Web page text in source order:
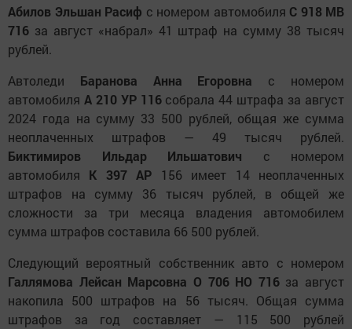
Абилов Эльшан Расиф с номером автомобиля С 918 МВ
716 за август «набрал» 41 штраф на сумму 38 тысяч
рублей.
Автоледи Баранова Анна Егоровна с номером
автомобиля А 210 УР 116собрала 44 штрафа за август
2024 года на сумму 33 500 рублей, общая же сумма
неоплаченных штрафов — 49 тысяч рублей.
Биктимиров Ильдар Ильшатович с номером
автомобиля К 397 АР 156 имеет 14 неоплаченных
штрафов на сумму 36 тысяч рублей, в общей же
сложности за три месяца владения автомобилем
сумма штрафов составила 66 500 рублей.
Следующий вероятный собственник авто с номером
Галлямова Лейсан Марсовна О 706 НО 716 за август
накопила 500 штрафов на 56 тысяч. Общая сумма
штрафов за год составляет — 115 500 рублей